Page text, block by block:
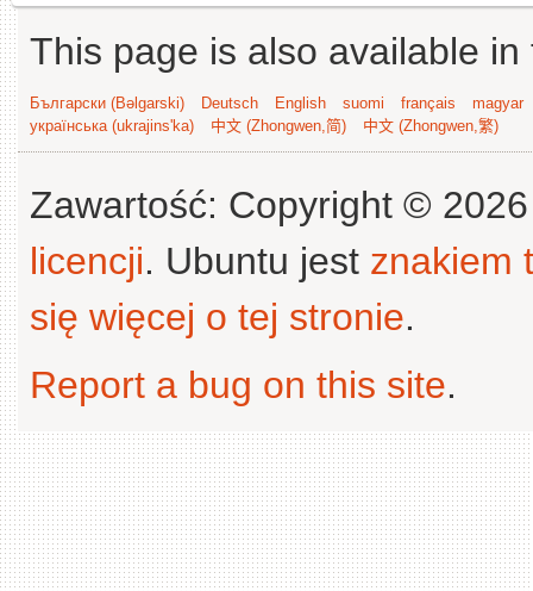
This page is also available
Български (Bəlgarski) Deutsch English suomi français
magyar
українська (ukrajins'ka)
中文 (Zhongwen,简) 中文 (Zhongwen,繁)
Zawartość: Copyright ©
licencji. Ubuntu jest znakiem
się więcej o tej stronie.
Report a bug on this site.